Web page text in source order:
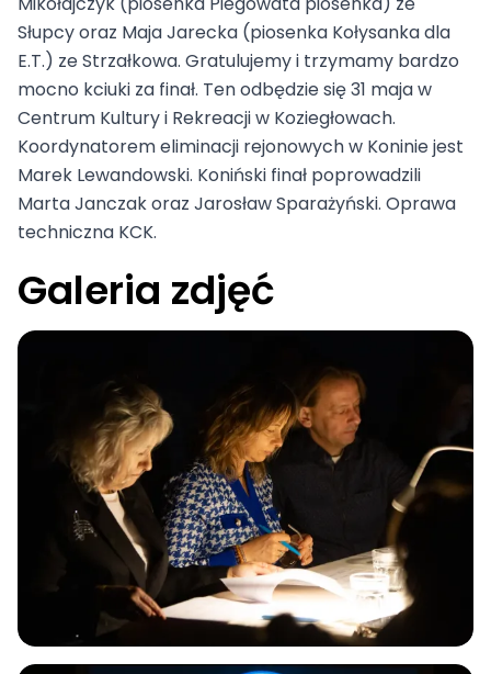
Słupcy oraz Maja Jarecka (piosenka Kołysanka dla
E.T.) ze Strzałkowa. Gratulujemy i trzymamy bardzo
mocno kciuki za finał. Ten odbędzie się 31 maja w
Centrum Kultury i Rekreacji w Koziegłowach.
Koordynatorem eliminacji rejonowych w Koninie jest
Marek Lewandowski. Koniński finał poprowadzili
Marta Janczak oraz Jarosław Sparażyński. Oprawa
techniczna KCK.
Galeria zdjęć